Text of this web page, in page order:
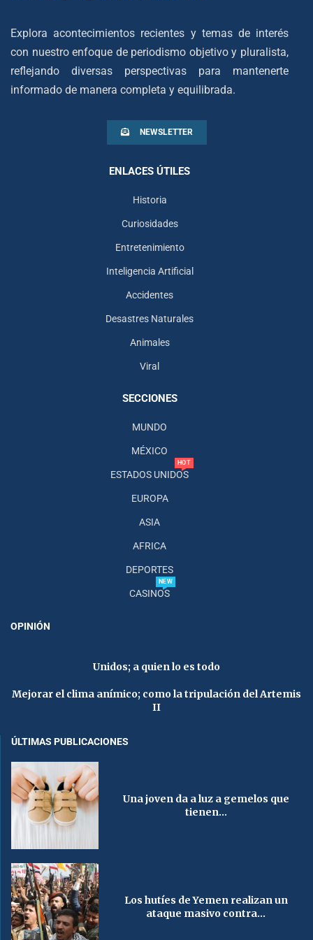
Explora acontecimientos recientes y temas de interés
con nuestro enfoque de periodismo objetivo y pluralista,
reflejando diversas perspectivas para mantenerte
informado de manera completa y equilibrada.
NEWSLETTER
ENLACES ÚTILES
Historia
Curiosidades
Entretenimiento
Inteligencia Artificial
Accidentes
Desastres Naturales
Animales
Viral
SECCIONES
MUNDO
MÉXICO
ESTADOS UNIDOS
HOT
EUROPA
ASIA
AFRICA
DEPORTES
CASINOS
NEW
OPINIÓN
Unidos; a quien lo es todo
Mejorar el clima anímico; como la tripulación del Artemis
II
ÚLTIMAS PUBLICACIONES
Una joven da a luz a gemelos que
tienen...
Los hutíes de Yemen realizan un
ataque masivo contra...